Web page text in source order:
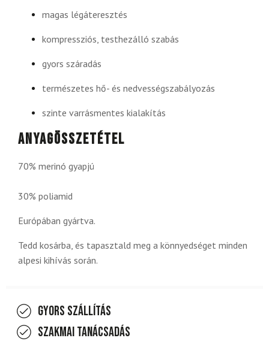
magas légáteresztés
kompressziós, testhezálló szabás
gyors száradás
természetes hő- és nedvességszabályozás
szinte varrásmentes kialakítás
Anyagösszetétel
70% merinó gyapjú
30% poliamid
Európában gyártva.
Tedd kosárba, és tapasztald meg a könnyedséget minden
alpesi kihívás során.
Gyors szállítás
Szakmai tanácsadás